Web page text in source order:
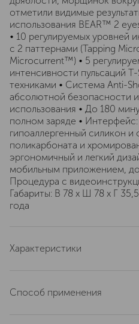
отметили видимые
использования BEAR™ 2
• 10 регулируемых уровней
с 2 паттернами (Tapping
Microcurrent™) • 5
интенсивности пульсаций
техниками • Система Anti-
абсолютной безопасности
использования • До 180
полном заряде •
гипоаллергенный силикон и
поликарбоната и
эргономичный и легкий
мобильным приложением,
Процедура с
Габариты: В 78 x Ш 78 x Г
года
Характеристики
Зарядный USB-кабель •
Способ применения